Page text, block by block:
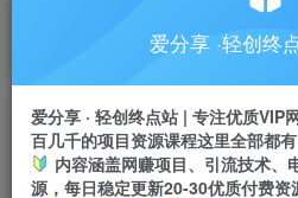
推广返佣高达70%
加入会员享受权益福利
爱分享 ·轻创终
爱分享 · 轻创终点站 | 专注优质VIP
百几千的项目资源课程这里全部都有
内容涵盖网赚项目、引流技术、
源，每日稳定更新20-30优质付费资